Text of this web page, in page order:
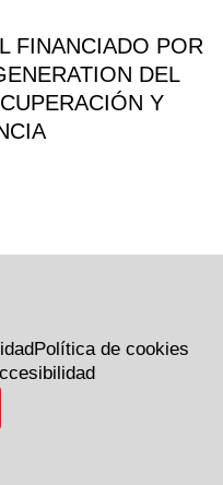
FINANCIADO POR
DEL
Y
Política de cookies